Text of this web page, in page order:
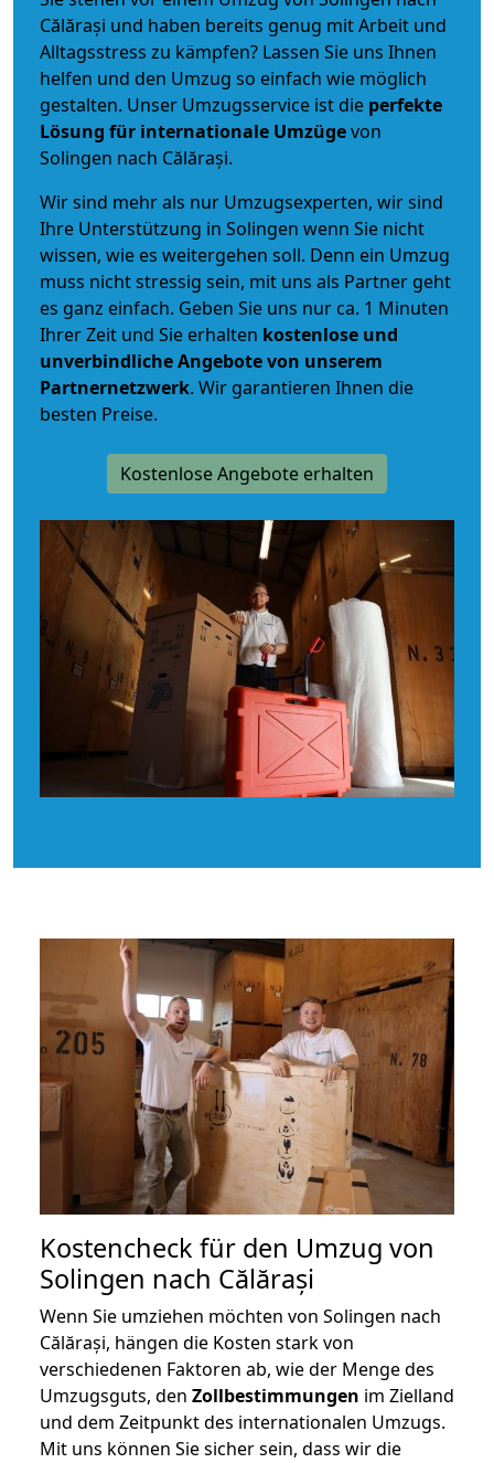
Călărași und haben bereits genug mit Arbeit und
Alltagsstress zu kämpfen? Lassen Sie uns Ihnen
helfen und den Umzug so einfach wie möglich
gestalten. Unser Umzugsservice ist die perfekte
Lösung für internationale Umzügevon
Solingen nach Călărași.
Wir sind mehr als nur Umzugsexperten, wir sind
Ihre Unterstützung in Solingen wenn Sie nicht
wissen, wie es weitergehen soll. Denn ein Umzug
muss nicht stressig sein, mit uns als Partner geht
es ganz einfach. Geben Sie uns nur ca. 1 Minuten
Ihrer Zeit und Sie erhalten kostenlose und
unverbindlicheAngebote von unserem
Partnernetzwerk. Wir garantieren Ihnen die
besten Preise.
Kostenlose Angebote erhalten
Kostencheck für den Umzug von
Solingen nach Călărași
Wenn Sie umziehen möchten von Solingen nach
Călărași, hängen die Kosten stark von
verschiedenen Faktoren ab, wie der Menge des
Umzugsguts, den Zollbestimmungen im Zielland
und dem Zeitpunkt des internationalen Umzugs.
Mit uns können Sie sicher sein, dass wir die